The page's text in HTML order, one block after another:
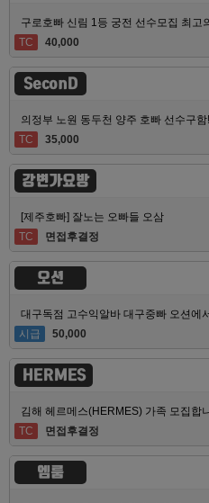
TC
40,000
SeconD
의정부 노원 동두천 양주 호빠 선수구
TC
35,000
강변가요방
[제주호빠] 잘노는 오빠들 오삼
TC
면접후결정
오션
대구독점 고수익알바 대구중빠 오션에
시급
50,000
HERMES
김해 헤르메스(HERMES) 가족 모집합
TC
면접후결정
엠룸